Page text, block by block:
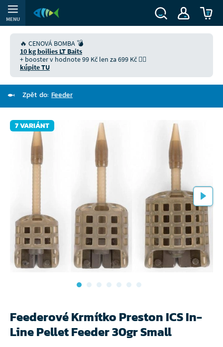
MENU
🔥 CENOVÁ BOMBA 💣
10 kg boilies LT Baits
+ booster v hodnote 99 Kč len za 699 Kč 👉🏻
kúpite TU
Zpět do: Feeder
7 VARIÁNT
Feederové Krmítko Preston ICS In-
Line Pellet Feeder 30gr Small